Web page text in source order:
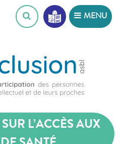
MENU
L’ACCÈS AUX